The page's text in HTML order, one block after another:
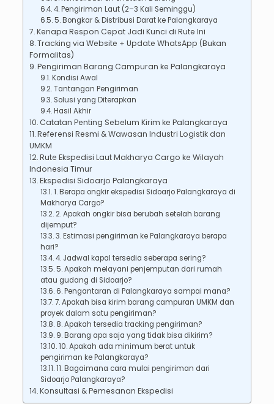
4. Pengiriman Laut (2–3 Kali Seminggu)
5. Bongkar & Distribusi Darat ke Palangkaraya
Kenapa Respon Cepat Jadi Kunci di Rute Ini
Tracking via Website + Update WhatsApp (Bukan
Formalitas)
Pengiriman Barang Campuran ke Palangkaraya
Kondisi Awal
Tantangan Pengiriman
Solusi yang Diterapkan
Hasil Akhir
Catatan Penting Sebelum Kirim ke Palangkaraya
Referensi Resmi & Wawasan Industri Logistik dan
UMKM
Rute Ekspedisi Laut Makharya Cargo ke Wilayah
Indonesia Timur
Ekspedisi Sidoarjo Palangkaraya
1. Berapa ongkir ekspedisi Sidoarjo Palangkaraya di
Makharya Cargo?
2. Apakah ongkir bisa berubah setelah barang
dijemput?
3. Estimasi pengiriman ke Palangkaraya berapa
hari?
4. Jadwal kapal tersedia seberapa sering?
5. Apakah melayani penjemputan dari rumah
atau gudang di Sidoarjo?
6. Pengantaran di Palangkaraya sampai mana?
7. Apakah bisa kirim barang campuran UMKM dan
proyek dalam satu pengiriman?
8. Apakah tersedia tracking pengiriman?
9. Barang apa saja yang tidak bisa dikirim?
10. Apakah ada minimum berat untuk
pengiriman ke Palangkaraya?
11. Bagaimana cara mulai pengiriman dari
Sidoarjo Palangkaraya?
Konsultasi & Pemesanan Ekspedisi